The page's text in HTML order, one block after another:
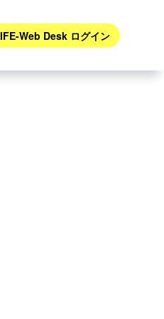
Web Desk ログイン